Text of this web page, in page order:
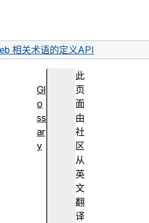
相关术语的定义API
此
页
面
由
社
区
从
英
文
翻
译
Gl
o
ss
ar
y